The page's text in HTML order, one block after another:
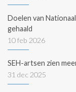
Doelen van
gehaald
10 feb 2026
SEH-artsen zien
31 dec 2025